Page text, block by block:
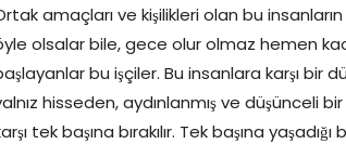
amaçları ve kişilikleri olan bu
olsalar bile, gece olur olmaz hemen
bu işçiler. Bu insanlara karşı bir
hisseden, aydınlanmış ve düşünceli
tek başına bırakılır. Tek başına